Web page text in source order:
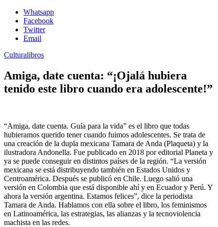
Whatsapp
Facebook
Twitter
Email
Culturalibros
Amiga, date cuenta: “¡Ojalá hubiera
tenido este libro cuando era adolescente!”
“Amiga, date cuenta. Guía para la vida” es el libro que todas
hubieramos querido tener cuando fuimos adolescentes. Se trata de
una creación de la dupla mexicana Tamara de Anda (Plaqueta) y la
ilustradora Andonella. Fue publicado en 2018 por editorial Planeta y
ya se puede conseguir en distintos países de la región. “La versión
mexicana se está distribuyendo también en Estados Unidos y
Centroamérica. Después se publicó en Chile. Luego salió una
versión en Colombia que está disponible ahí y en Ecuador y Perú. Y
ahora la versión argentina. Estamos felices”, dice la periodista
Tamara de Anda. Hablamos con ella sobre el libro, los feminismos
en Latinoamérica, las estrategias, las alianzas y la tecnoviolencia
machista en las redes.